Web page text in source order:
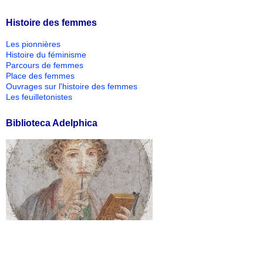
Histoire des femmes
Les pionnières
Histoire du féminisme
Parcours de femmes
Place des femmes
Ouvrages sur l'histoire des femmes
Les feuilletonistes
Biblioteca Adelphica